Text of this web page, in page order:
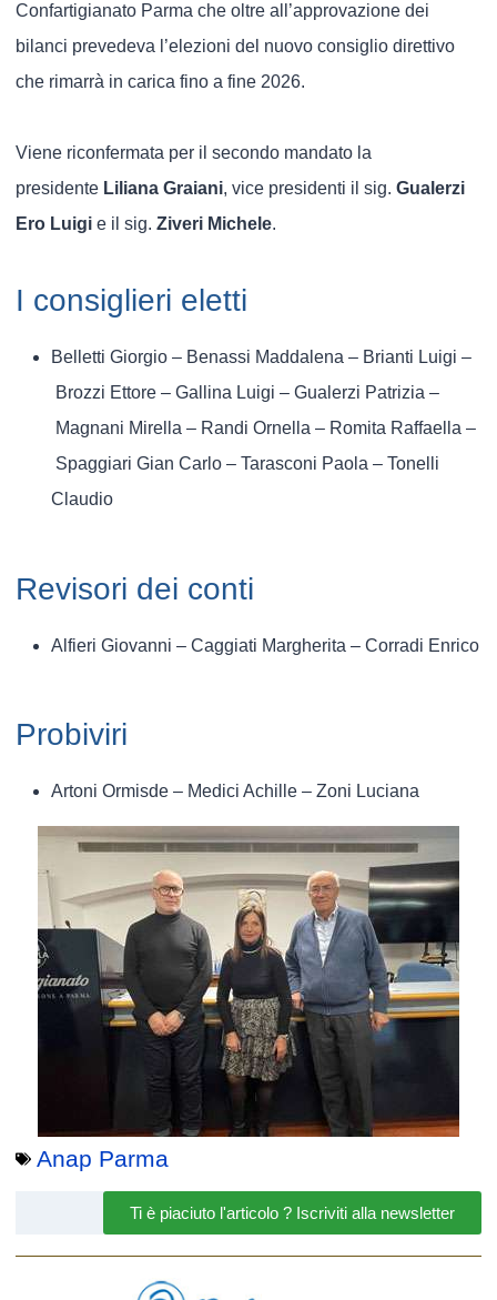
Confartigianato Parma che oltre all’approvazione dei
bilanci prevedeva l’elezioni del nuovo consiglio direttivo
che rimarrà in carica fino a fine 2026.
Viene riconfermata per il secondo mandato la
presidente Liliana Graiani, vice presidenti il sig.Gualerzi
Ero Luigi e il sig.Ziveri Michele.
I consiglieri eletti
Belletti Giorgio – Benassi Maddalena – Brianti Luigi –
Brozzi Ettore – Gallina Luigi – Gualerzi Patrizia –
Magnani Mirella – Randi Ornella – Romita Raffaella –
Spaggiari Gian Carlo – Tarasconi Paola – Tonelli
Claudio
Revisori dei conti
Alfieri Giovanni – Caggiati Margherita – Corradi Enrico
Probiviri
Artoni Ormisde – Medici Achille – Zoni Luciana
Anap Parma
Ti è piaciuto l'articolo ? Iscriviti alla newsletter